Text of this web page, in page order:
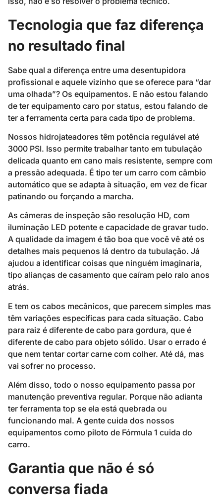
Tecnologia que faz diferença
no resultado final
Sabe qual a diferença entre uma desentupidora
profissional e aquele vizinho que se oferece para “dar
uma olhada”? Os equipamentos. E não estou falando
de ter equipamento caro por status, estou falando de
ter a ferramenta certa para cada tipo de problema.
Nossos hidrojateadores têm potência regulável até
3000 PSI. Isso permite trabalhar tanto em tubulação
delicada quanto em cano mais resistente, sempre com
a pressão adequada. É tipo ter um carro com câmbio
automático que se adapta à situação, em vez de ficar
patinando ou forçando a marcha.
As câmeras de inspeção são resolução HD, com
iluminação LED potente e capacidade de gravar tudo.
A qualidade da imagem é tão boa que você vê até os
detalhes mais pequenos lá dentro da tubulação. Já
ajudou a identificar coisas que ninguém imaginaria,
tipo alianças de casamento que caíram pelo ralo anos
atrás.
E tem os cabos mecânicos, que parecem simples mas
têm variações específicas para cada situação. Cabo
para raiz é diferente de cabo para gordura, que é
diferente de cabo para objeto sólido. Usar o errado é
que nem tentar cortar carne com colher. Até dá, mas
vai sofrer no processo.
Além disso, todo o nosso equipamento passa por
manutenção preventiva regular. Porque não adianta
ter ferramenta top se ela está quebrada ou
funcionando mal. A gente cuida dos nossos
equipamentos como piloto de Fórmula 1 cuida do
carro.
Garantia que não é só
conversa fiada